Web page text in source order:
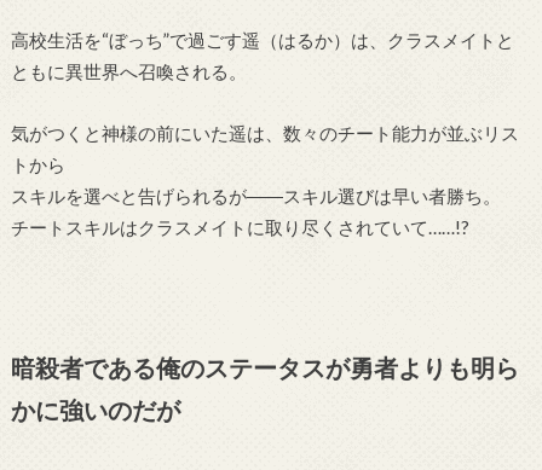
高校生活を“ぼっち”で過ごす遥（はるか）は、クラスメイトと
ともに異世界へ召喚される。
気がつくと神様の前にいた遥は、数々のチート能力が並ぶリス
トから
スキルを選べと告げられるが――スキル選びは早い者勝ち。
チートスキルはクラスメイトに取り尽くされていて……!?
暗殺者である俺のステータスが勇者よりも明ら
かに強いのだが